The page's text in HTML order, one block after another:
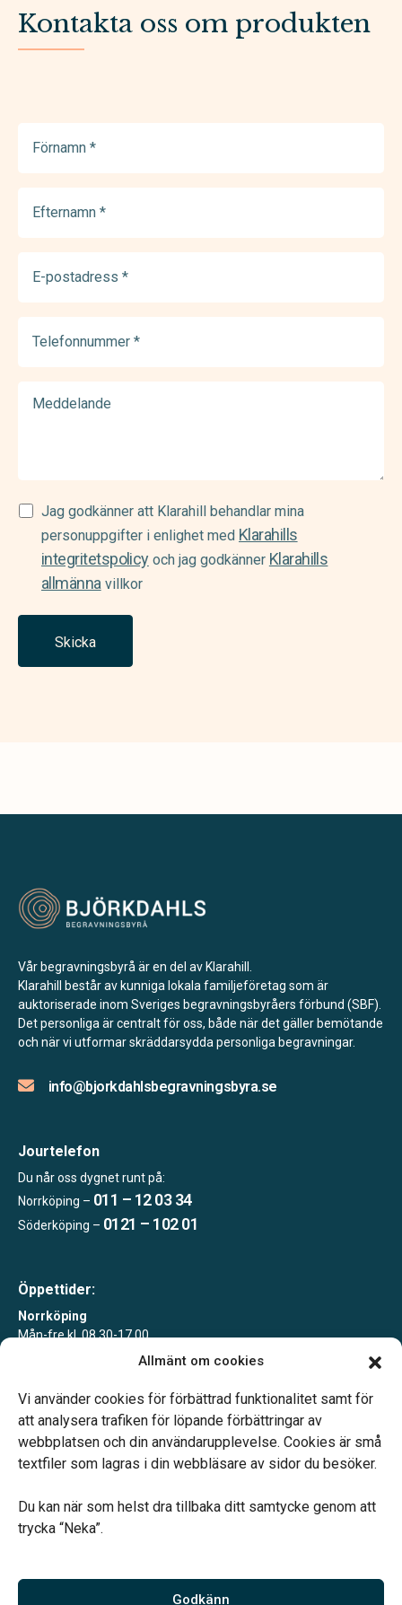
Allmänt om cookies
Vi använder cookies för förbättrad funktionalitet samt för
att analysera trafiken för löpande förbättringar av
webbplatsen och din användarupplevelse. Cookies är små
textfiler som lagras i din webbläsare av sidor du besöker.
Du kan när som helst dra tillbaka ditt samtycke genom att
trycka “Neka”.
Godkänn
Kontakta oss om produkten
(Required)
(Required)
postadress
(Required)
Samtycke
(Required)
Jag godkänner att Klarahill behandlar mina
personuppgifter i enlighet med Klarahills
integritetspolicyoch jag godkänner Klarahills
allmännavillkor
Skicka
Vår begravningsbyrå är en del av Klarahill.
Klarahill består av kunniga lokala familjeföretag som är
auktoriserade inom Sveriges begravningsbyråers förbund (SBF).
Det personliga är centralt för oss, både när det gäller bemötande
och när vi utformar skräddarsydda personliga begravningar.
info@bjorkdahlsbegravningsbyra.se
Jourtelefon
Du når oss dygnet runt på:
Norrköping – 011 – 12 03 34
Söderköping – 0121 – 102 01
Öppettider:
Norrköping
Mån-fre kl. 08.30-17.00
Tisdagar 10-15 eller enligt överenskommelse
Vårt systerbolag Verahill hjälper dig med familjejuridiken –